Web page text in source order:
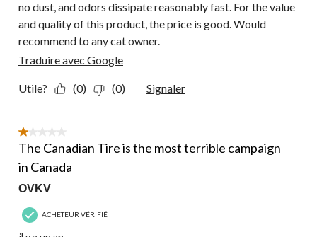
no dust, and odors dissipate reasonably fast. For the value
and quality of this product, the price is good. Would
recommend to any cat owner.
Traduire avec Google
Utile? (0) (0) Signaler
1 étoile(s) sur 5.
The Canadian Tire is the most terrible campaign
in Canada
OVKV
ACHETEUR VÉRIFIÉ